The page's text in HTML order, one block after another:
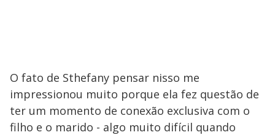
O fato de Sthefany pensar nisso me
impressionou muito porque ela fez questão de
ter um momento de conexão exclusiva com o
filho e o marido - algo muito difícil quando